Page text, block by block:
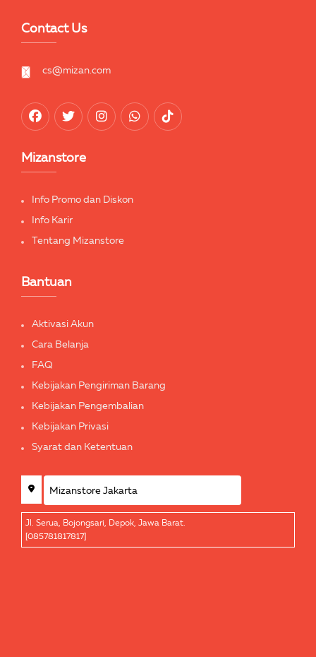
Contact Us
cs@mizan.com
Mizanstore
Info Promo dan Diskon
Info Karir
Tentang Mizanstore
Bantuan
Aktivasi Akun
Cara Belanja
FAQ
Kebijakan Pengiriman Barang
Kebijakan Pengembalian
Kebijakan Privasi
Syarat dan Ketentuan
Jl. Serua, Bojongsari, Depok, Jawa Barat.
[085781817817]